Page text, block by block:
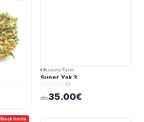
Luxury Farm
Super Yak 3
(0)
dès35.00€
Stock limité